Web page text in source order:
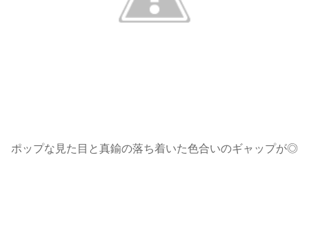
ポップな見た目と真鍮の落ち着いた色合いのギャップが◎